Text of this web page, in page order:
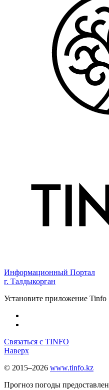
Информационный Портал
г. Талдыкорган
Установите приложение Tinfo
Связаться с TINFO
Наверх
© 2015–2026 www.tinfo.kz
Прогноз погоды предоставлен